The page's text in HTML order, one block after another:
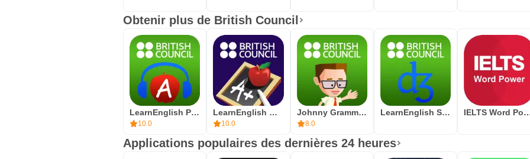
Obtenir plus de British Council
LearnEnglish Podcasts
10.0
LearnEnglish Grammar
10.0
Johnny Grammar Word Challenge
8.0
LearnEnglish Sounds Right IELTS Word
Applications populaires des dernières 24 heures